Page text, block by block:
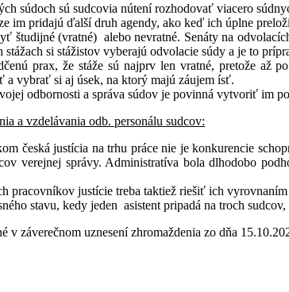
súdoch sú sudcovia nútení rozhodovať viacero
im pridajú ďalší druh agendy, ako keď ich úplne
študijné (vratné) alebo nevratné. Senáty na
si stážistov vyberajú odvolacie súdy a je to
prax, že stáže sú najprv len vratné, pretože
a vybrať si aj úsek, na ktorý majú záujem ísť.
odbornosti a správa súdov je povinná vytvoriť im
a vzdelávania odb. personálu sudcov:
česká justícia na trhu práce nie je konkurencie
verejnej správy. Administratíva bola dlhodobo
pracovníkov justície treba taktiež riešiť ich
stavu, kedy jeden asistent pripadá na troch
v záverečnom uznesení zhromaždenia zo dňa